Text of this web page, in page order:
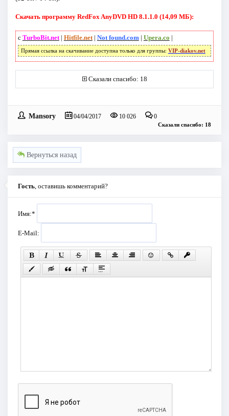
Скачать программу RedFox AnyDVD HD 8.1.1.0 (14,09 МБ):
с TurboBit.net| Hitfile.net| Not found.com| Upera.co |
Прямая ссылка на скачивание доступна только для группы: VIP-diakov.net
Сказали спасибо: 18
Mansory 04/04/2017 10 026 0
Сказали спасибо: 18
Вернуться назад
Гость, оставишь комментарий?
Имя:*
E-Mail: